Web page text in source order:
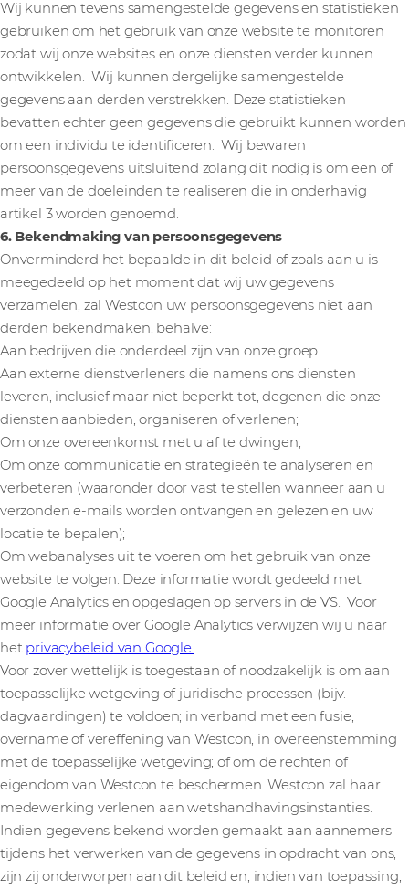
Wij kunnen tevens samengestelde gegevens en statistieken
gebruiken om het gebruik van onze website te monitoren
zodat wij onze websites en onze diensten verder kunnen
ontwikkelen. Wij kunnen dergelijke samengestelde
gegevens aan derden verstrekken. Deze statistieken
bevatten echter geen gegevens die gebruikt kunnen worden
om een individu te identificeren. Wij bewaren
persoonsgegevens uitsluitend zolang dit nodig is om een of
meer van de doeleinden te realiseren die in onderhavig
artikel 3 worden genoemd.
6. Bekendmaking van persoonsgegevens
Onverminderd het bepaalde in dit beleid of zoals aan u is
meegedeeld op het moment dat wij uw gegevens
verzamelen, zal Westcon uw persoonsgegevens niet aan
derden bekendmaken, behalve:
Aan bedrijven die onderdeel zijn van onze groep
Aan externe dienstverleners die namens ons diensten
leveren, inclusief maar niet beperkt tot, degenen die onze
diensten aanbieden, organiseren of verlenen;
Om onze overeenkomst met u af te dwingen;
Om onze communicatie en strategieën te analyseren en
verbeteren (waaronder door vast te stellen wanneer aan u
verzonden e-mails worden ontvangen en gelezen en uw
locatie te bepalen);
Om webanalyses uit te voeren om het gebruik van onze
website te volgen. Deze informatie wordt gedeeld met
Google Analytics en opgeslagen op servers in de VS. Voor
meer informatie over Google Analytics verwijzen wij u naar
het privacybeleid van Google.
Voor zover wettelijk is toegestaan of noodzakelijk is om aan
toepasselijke wetgeving of juridische processen (bijv.
dagvaardingen) te voldoen; in verband met een fusie,
overname of vereffening van Westcon, in overeenstemming
met de toepasselijke wetgeving; of om de rechten of
eigendom van Westcon te beschermen. Westcon zal haar
medewerking verlenen aan wetshandhavingsinstanties.
Indien gegevens bekend worden gemaakt aan aannemers
tijdens het verwerken van de gegevens in opdracht van ons,
zijn zij onderworpen aan dit beleid en, indien van toepassing,